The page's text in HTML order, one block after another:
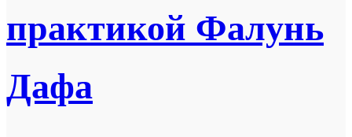
практикой Фалунь
Дафа